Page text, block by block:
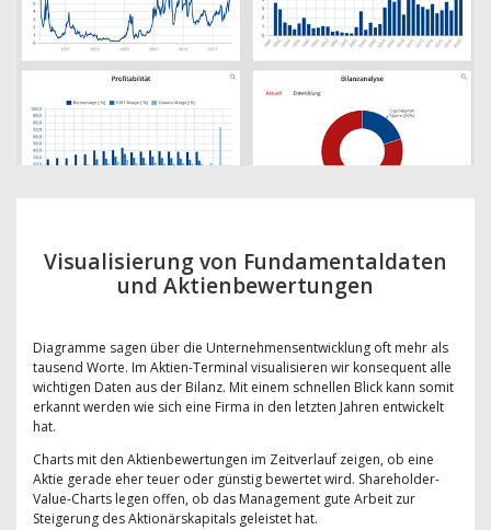
Visualisierung von Fundamentaldaten
und Aktienbewertungen
Diagramme sagen über die Unternehmensentwicklung oft mehr als
tausend Worte. Im Aktien-Terminal visualisieren wir konsequent alle
wichtigen Daten aus der Bilanz. Mit einem schnellen Blick kann somit
erkannt werden wie sich eine Firma in den letzten Jahren entwickelt
hat.
Charts mit den Aktienbewertungen im Zeitverlauf zeigen, ob eine
Aktie gerade eher teuer oder günstig bewertet wird. Shareholder-
Value-Charts legen offen, ob das Management gute Arbeit zur
Steigerung des Aktionärskapitals geleistet hat.